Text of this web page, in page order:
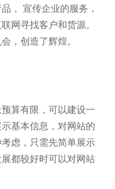
， 宣传企业的服务，
网寻找客户和货源。
，创造了辉煌。
算有限，可以建设一
基本信息，对网站的
虑，只需先简单展示
都较好时可以对网站